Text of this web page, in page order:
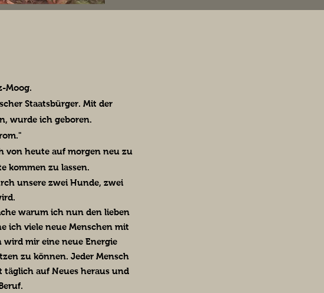
Moog.
Staatsbürger. Mit der
wurde ich geboren.
von heute auf morgen neu zu
kommen zu lassen.
unsere zwei Hunde, zwei
warum ich nun den lieben
ich viele neue Menschen mit
mir eine neue Energie
zu können. Jeder Mensch
auf Neues heraus und